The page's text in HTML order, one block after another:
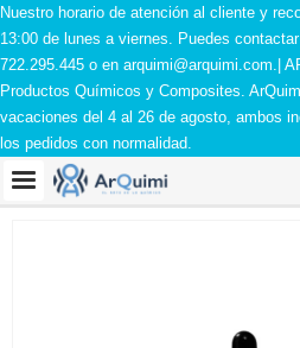
Nuestro horario de atención al cliente y
13:00 de lunes a viernes. Puedes
722.295.445 o en arquimi@arquimi.com.|
Productos Químicos y Composites.
vacaciones del 4 al 26 de agosto, ambos
los pedidos con normalidad.